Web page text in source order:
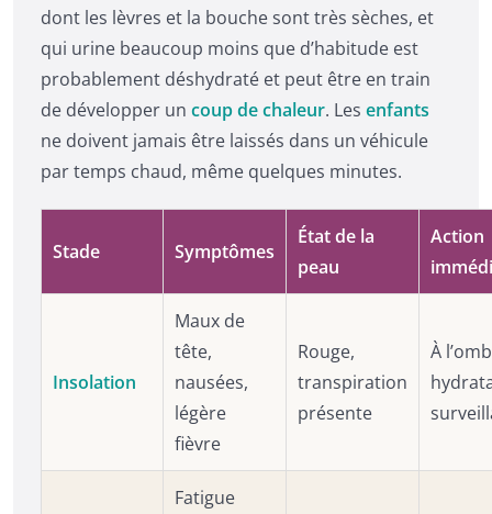
dont les lèvres et la bouche sont très sèches, et
qui urine beaucoup moins que d’habitude est
probablement déshydraté et peut être en train
de développer un coup de chaleur. Les enfants
ne doivent jamais être laissés dans un véhicule
par temps chaud, même quelques minutes.
Stade Symptômes
État de la
peau
Action
Insolation
Maux de
tête,
nausées,
légère
fièvre
Rouge,
transpiration
présente
À
Fatigue